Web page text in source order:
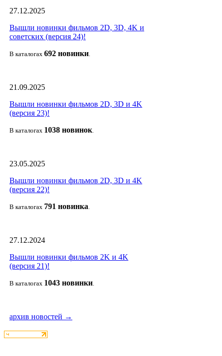
27.12.2025
Вышли новинки фильмов 2D, 3D, 4K и
советских (версия 24)!
В каталогах 692 новинки.
21.09.2025
Вышли новинки фильмов 2D, 3D и 4K
(версия 23)!
В каталогах 1038 новинок.
23.05.2025
Вышли новинки фильмов 2D, 3D и 4K
(версия 22)!
В каталогах 791 новинка.
27.12.2024
Вышли новинки фильмов 2K и 4K
(версия 21)!
В каталогах 1043 новинки.
архив новостей →